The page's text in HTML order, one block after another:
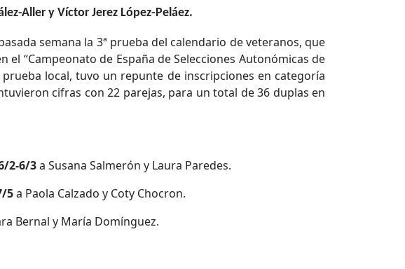
Aller y Víctor Jerez López-Peláez.
semana la 3ª prueba del calendario de veteranos, que
“Campeonato de España de Selecciones Autonómicas de
local, tuvo un repunte de inscripciones en categoría
cifras con 22 parejas, para un total de 36 duplas en
2-6/3a Susana Salmerón y Laura Paredes.
5a Paola Calzado y Coty Chocron.
Bernal y María Domínguez.